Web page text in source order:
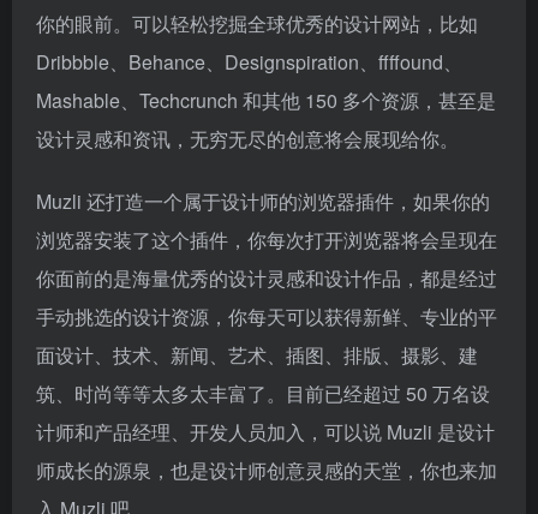
你的眼前。可以轻松挖掘全球优秀的设计网站，比如
Dribbble、Behance、Designspiration、ffffound、
Mashable、Techcrunch 和其他 150 多个资源，甚至是
设计灵感和资讯，无穷无尽的创意将会展现给你。
Muzli 还打造一个属于设计师的浏览器插件，如果你的
浏览器安装了这个插件，你每次打开浏览器将会呈现在
你面前的是海量优秀的设计灵感和设计作品，都是经过
手动挑选的设计资源，你每天可以获得新鲜、专业的平
面设计、技术、新闻、艺术、插图、排版、摄影、建
筑、时尚等等太多太丰富了。目前已经超过 50 万名设
计师和产品经理、开发人员加入，可以说 Muzli 是设计
师成长的源泉，也是设计师创意灵感的天堂，你也来加